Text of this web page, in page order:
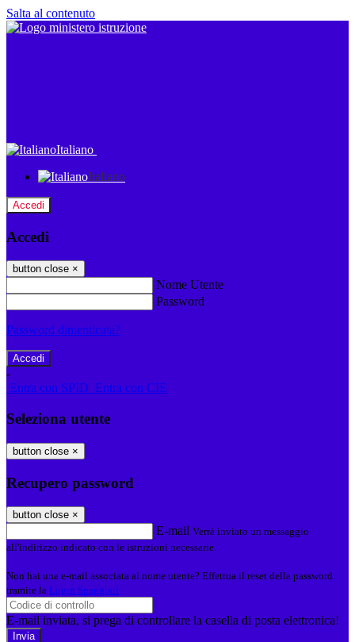
Salta al contenuto
Italiano
Italiano
Accedi
Accedi
button close ×
Nome Utente
Password
Password dimenticata?
-
Entra con SPID Entra con CIE
Seleziona utente
button close ×
Recupero password
button close ×
E-mail Verrà inviato un messaggio
all'indirizzo indicato con le istruzioni necessarie.
Non hai una e-mail associata al nome utente? Effettua il reset della password
tramite la Login Spaggiari
E-mail inviata, si prega di controllare la casella di posta elettronica!